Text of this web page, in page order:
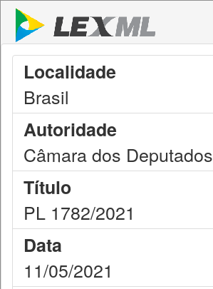
Localidade
Brasil
Autoridade
Câmara dos Deputados
Título
PL 1782/2021
Data
11/05/2021